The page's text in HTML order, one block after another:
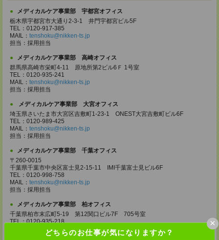
どちらのお仕事が気になりますか？
×
メディカルケア事業部 宇都宮オフィス
栃木県宇都宮市大通り2-3-1 井門宇都宮ビル5F
TEL：0120-917-385
MAIL： tenshoku@nikken-ts.jp
担当：採用担当
メディカルケア事業部 高崎オフィス
群馬県高崎市栄町4-11 原地所第2ビル6Ｆ 1号室
TEL：0120-935-241
MAIL： tenshoku@nikken-ts.jp
担当：採用担当
メディカルケア事業部 大宮オフィス
埼玉県さいたま市大宮区吉敷町1-23-1 ONEST大宮吉敷町ビル6F
TEL：0120-989-425
MAIL： tenshoku@nikken-ts.jp
担当：採用担当
メディカルケア事業部 千葉オフィス
〒260-0015
千葉県千葉市中央区富士見2-15-11 IMI千葉富士見ビル6F
TEL：0120-998-758
MAIL： tenshoku@nikken-ts.jp
担当：採用担当
メディカルケア事業部 柏オフィス
千葉県柏市末広町5-19 第12関口ビル7F 705号室
TEL：0120-935-218
tenshoku@nikken-ts.jp
担当：採用担当